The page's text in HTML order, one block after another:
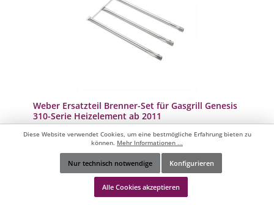
Weber Ersatzteil Brenner-Set für Gasgrill Genesis
310-Serie Heizelement ab 2011
Rüsten Sie Ihren Weber Gasgrill Genesis 310 mit diesem
praktischen neuen Brenner-Set auf.
- Brenner-Set 70058
- passend für Weber Gasgrill Genesis 330-Serie ab 2011
Werkzeugleiste anzeigen
Diese Website verwendet Cookies, um eine bestmögliche Erfahrung bieten zu
können. Mehr Informationen ...
Nur technisch notwendige Konfigurieren
Alle Cookies akzeptieren